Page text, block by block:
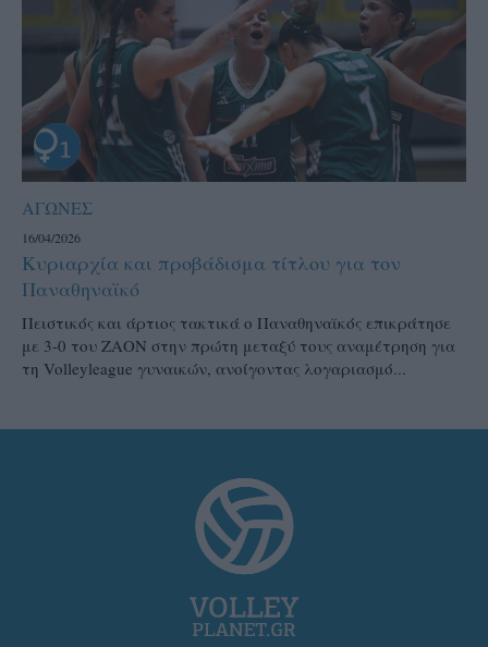
ΑΓΩΝΕΣ
16/04/2026
Κυριαρχία και προβάδισμα τίτλου για τον
Παναθηναϊκό
Πειστικός και άρτιος τακτικά ο Παναθηναϊκός επικράτησε
με 3-0 του ΖΑΟΝ στην πρώτη μεταξύ τους αναμέτρηση για
τη Volleyleague γυναικών, ανοίγοντας λογαριασμό...